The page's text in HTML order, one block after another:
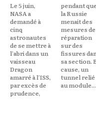
Le 5 juin,
NASA a
demandé à
cinq
astronautes
de se mettre à
l'abri dans un
vaisseau
Dragon
amarré à l'ISS,
par excès de
prudence,
pendant que
la Russie
menait des
mesures de
réparation
sur des
fissures dans
sa section. En
cause, un
tunnel relié
au module...